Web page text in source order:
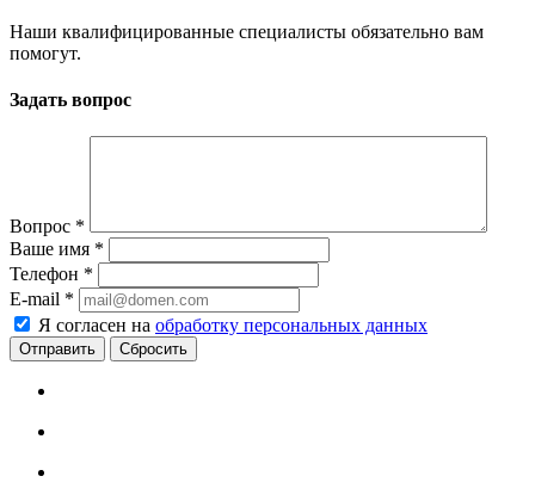
Наши квалифицированные специалисты обязательно вам
помогут.
Задать вопрос
Вопрос *
Ваше имя *
Телефон *
E-mail *
Я согласен на обработку персональных данных
Сбросить